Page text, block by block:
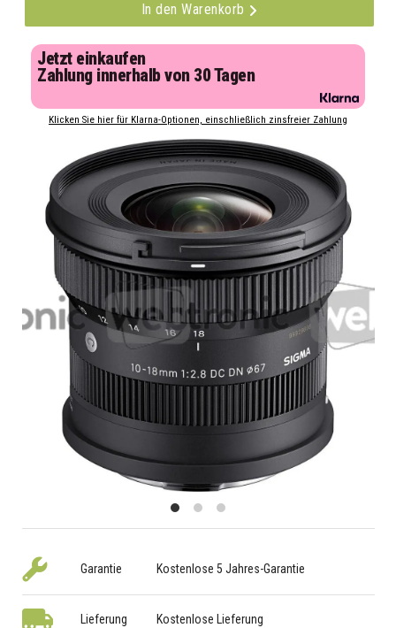
In den Warenkorb
Jetzt einkaufen
Zahlung innerhalb von 30 Tagen
Klicken Sie hier für Klarna-Optionen, einschließlich zinsfreier Zahlung
Garantie Kostenlose 5 Jahres-Garantie
Lieferung Kostenlose Lieferung